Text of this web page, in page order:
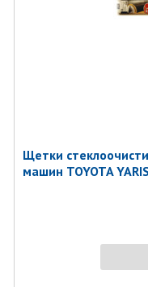
Щетки
машин TOYOTA